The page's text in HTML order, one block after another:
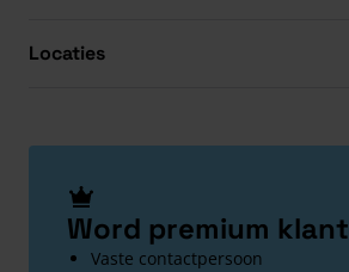
Locaties
Word premium klant
Vaste contactpersoon